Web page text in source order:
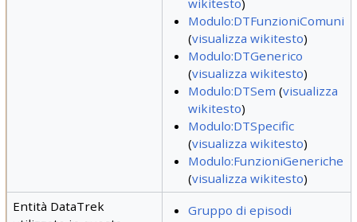
wikitesto)
Modulo:DTFunzioniComuni
(visualizza wikitesto)
Modulo:DTGenerico
(visualizza wikitesto)
Modulo:DTSem (visualizza
wikitesto)
Modulo:DTSpecific
(visualizza wikitesto)
Modulo:FunzioniGeneriche
(visualizza wikitesto)
Entità DataTrek
Gruppo di episodi